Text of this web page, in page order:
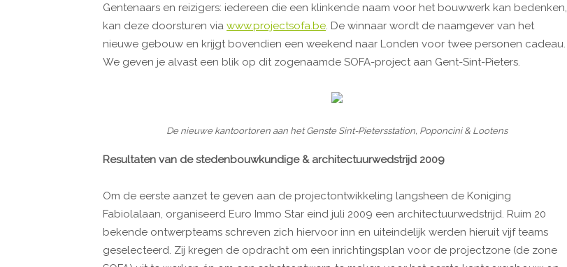
Gentenaars en reizigers: iedereen die een klinkende naam voor het bouwwerk kan bedenken,
kan deze doorsturen via www.projectsofa.be. De winnaar wordt de naamgever van het
nieuwe gebouw en krijgt bovendien een weekend naar Londen voor twee personen cadeau.
We geven je alvast een blik op dit zogenaamde SOFA-project aan Gent-Sint-Pieters.
De nieuwe kantoortoren aan het Genste Sint-Pietersstation, Poponcini & Lootens
Resultaten van de stedenbouwkundige & architectuurwedstrijd 2009
Om de eerste aanzet te geven aan de projectontwikkeling langsheen de Koniging
Fabiolalaan, organiseerd Euro Immo Star eind juli 2009 een architectuurwedstrijd. Ruim 20
bekende ontwerpteams schreven zich hiervoor inn en uiteindelijk werden hieruit vijf teams
geselecteerd. Zij kregen de opdracht om een inrichtingsplan voor de projectzone (de zone